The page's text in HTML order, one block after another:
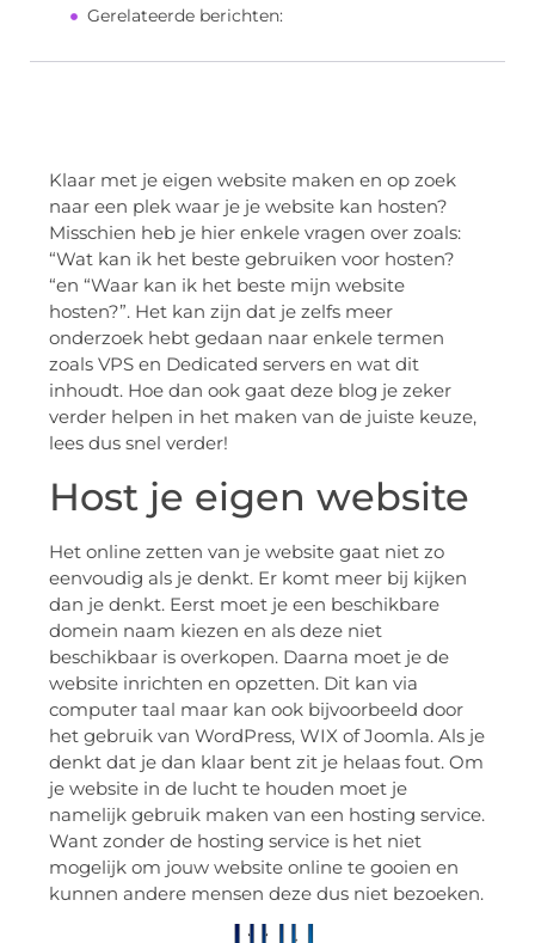
Gerelateerde berichten:
Klaar met je eigen website maken en op zoek
naar een plek waar je je website kan hosten?
Misschien heb je hier enkele vragen over zoals:
“Wat kan ik het beste gebruiken voor hosten?
“en “Waar kan ik het beste mijn website
hosten?”. Het kan zijn dat je zelfs meer
onderzoek hebt gedaan naar enkele termen
zoals VPS en Dedicated servers en wat dit
inhoudt. Hoe dan ook gaat deze blog je zeker
verder helpen in het maken van de juiste keuze,
lees dus snel verder!
Host je eigen website
Het online zetten van je website gaat niet zo
eenvoudig als je denkt. Er komt meer bij kijken
dan je denkt. Eerst moet je een beschikbare
domein naam kiezen en als deze niet
beschikbaar is overkopen. Daarna moet je de
website inrichten en opzetten. Dit kan via
computer taal maar kan ook bijvoorbeeld door
het gebruik van WordPress, WIX of Joomla. Als je
denkt dat je dan klaar bent zit je helaas fout. Om
je website in de lucht te houden moet je
namelijk gebruik maken van een hosting service.
Want zonder de hosting service is het niet
mogelijk om jouw website online te gooien en
kunnen andere mensen deze dus niet bezoeken.